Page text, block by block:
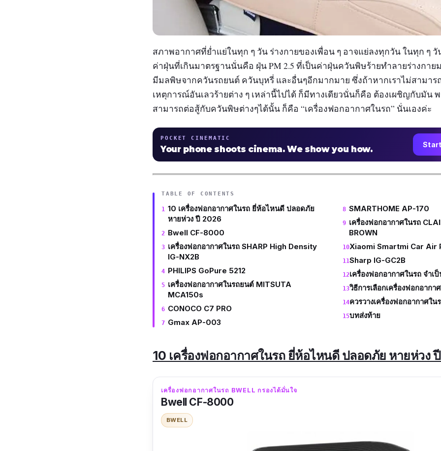
สภาพอากาศที่ย่ำแย่ในทุก ๆ วัน ร่างกายของเพื่อน ๆ อาจแย่ลงทุกวัน ในทุก ๆ วั
ค่าฝุ่นที่เกินมาตรฐานนั่นคือ ฝุ่น PM 2.5 ที่เป็นค่าฝุ่นควันพิษร้ายทำลายร่างกา
มีมลพิษจากควันรถยนต์ ควันบุหรี่ และอื่นๆอีกมากมาย ซึ่งถ้าหากเราไม่สามาร
เหตุการณ์อันเลวร้ายต่าง ๆ เหล่านี้ไปได้ ก็มีทางเดียวนั่นก็คือ ต้องเผชิญกับมัน
สามารถต่อสู้กับควันพิษต่างๆได้นั้น ก็คือ “เครื่องฟอกอากาศในรถ” นั่นเองค่ะ
POCKET CINEMATIC
Your phone shoots cinema. We show you how.
TABLE OF CONTENTS
10 เครื่องฟอกอากาศในรถ ยี่ห้อไหนดี ปลอดภัย
หายห่วง ปี 2026
Bwell CF-8000
เครื่องฟอกอากาศในรถ SHARP High Density
IG-NX2B
PHILIPS GoPure 5212
เครื่องฟอกอากาศในรถยนต์ MITSUTA
MCA150s
CONOCO C7 PRO
Gmax AP-003
SMARTHOME AP-170
เครื่องฟอกอากาศในรถ
BROWN
Xiaomi Smartmi Car Air
Sharp IG-GC2B
เครื่องฟอกอากาศในรถ จําเ
วิธีการเลือกเครื่องฟอกอากา
ควรวางเครื่องฟอกอากาศใ
บทส่งท้าย
10 เครื่องฟอกอากาศในรถ ยี่ห้อไหนดี ปลอดภัย หายห่วง
เครื่องฟอกอากาศในรถ BWELL กรองได้มั่นใจ
Bwell CF-8000
BWELL